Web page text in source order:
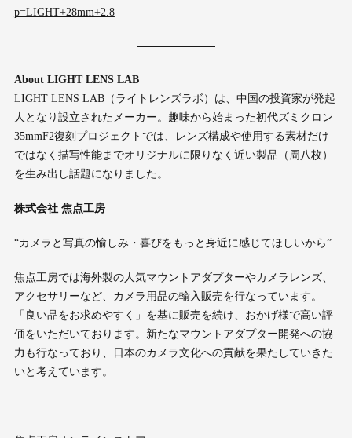
p=LIGHT+28mm+2.8
About LIGHT LENS LAB
LIGHT LENS LAB（ライトレンズラボ）は、中国の投資家が発起
人となり設立されたメーカー。趣味から始まった初代ズミクロン
35mmF2復刻プロジェクトでは、レンズ構成や使用する素材だけ
ではなく描写性能までオリジナルに限りなく近い製品（周八枚）
を生み出し話題になりました。
株式会社 焦点工房
“カメラと写真の愉しみ・喜びをもっと身近に感じてほしいから”
焦点工房では海外製の人気マウントアダプターやカメラレンズ、
アクセサリーなど、カメラ用品の輸入販売を行なっています。
「良い品をお求めやすく」を基に販売を続け、おかげ様で高い評
価をいただいております。新たなマウントアダプター開発への協
力も行なっており、日本のカメラ文化への貢献を果たしていきた
いと考えています。
———————————–